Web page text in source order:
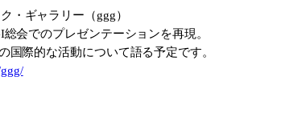
・ギャラリー（ggg）
会でのプレゼンテーションを再現。
国際的な活動について語る予定です。